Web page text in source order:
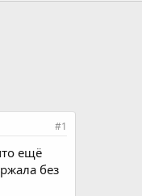
#1
ещё
без